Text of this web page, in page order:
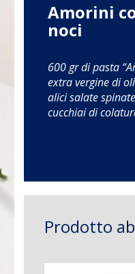
Amorini
noci
600 gr di pasta
extra vergine di
alici salate
cucchiai di
Prodotto